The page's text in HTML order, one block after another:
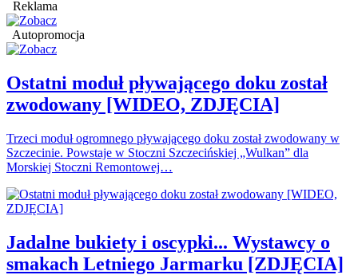
Reklama
Autopromocja
Ostatni moduł pływającego doku został
zwodowany [WIDEO, ZDJĘCIA]
Trzeci moduł ogromnego pływającego doku został zwodowany w
Szczecinie. Powstaje w Stoczni Szczecińskiej „Wulkan” dla
Morskiej Stoczni Remontowej…
Jadalne bukiety i oscypki... Wystawcy o
smakach Letniego Jarmarku [ZDJĘCIA]